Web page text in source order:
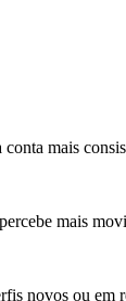
mais
mais
novos ou em